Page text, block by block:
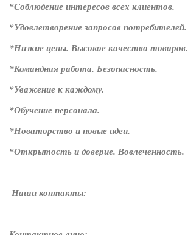
*Соблюдение интересов всех клиентов.
*Удовлетворение запросов потребителей.
*Низкие цены. Высокое качество товаров.
*Командная работа. Безопасность.
*Уважение к каждому.
*Обучение персонала.
*Новаторство и новые идеи.
*Открытость и доверие. Вовлеченность.
Наши контакты: